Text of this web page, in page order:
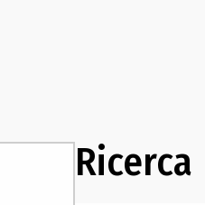
Ricerca